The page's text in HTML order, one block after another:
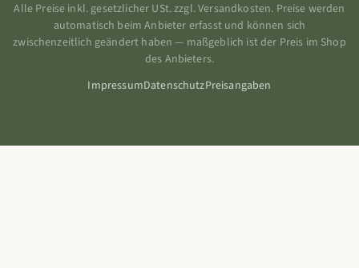
Alle Preise inkl. gesetzlicher USt. zzgl. Versandkosten. Preise werden
automatisch beim Anbieter erfasst und können sich
zwischenzeitlich geändert haben — maßgeblich ist der Preis im Shop
des Anbieters.
ImpressumDatenschutzPreisangaben